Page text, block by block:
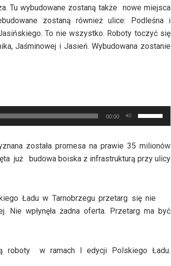
Tu wybudowane zostaną także nowe miejsca
zostaną również ulice: Podleśna i
To nie wszystko. Roboty toczyć się
Jaśminowej i Jasień. Wybudowana zostanie
00:00
strzałek
góry
oraz
aby
zwiększyć
głośność.
została promesa na prawie 35 milionów
już budowa boiska z infrastrukturą przy ulicy
Ładu w Tarnobrzegu przetarg się nie
wpłynęła żadna oferta. Przetarg ma być
roboty w ramach I edycji Polskiego Ładu.